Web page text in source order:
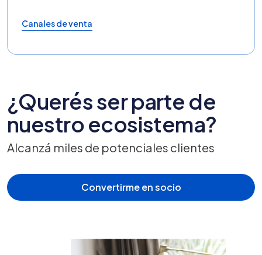
Canales de venta
¿Querés ser parte de
nuestro ecosistema?
Alcanzá miles de potenciales clientes
Convertirme en socio